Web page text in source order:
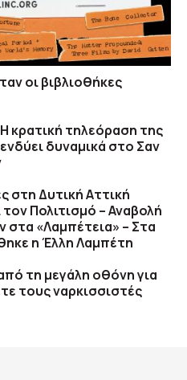
οι βιβλιοθήκες
κρατική τηλεόραση της
δυναμικά στο Σαν
στη Δυτική Αττική
Πολιτισμό – Αναβολή
στα «Λαμπέτεια» – Στα
η Έλλη Λαμπέτη
τη μεγάλη οθόνη για
τους ναρκισσιστές